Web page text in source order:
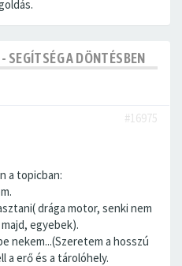
SEGÍTSÉG A DÖNTÉSBEN
#16975
a topicban:
drága motor, senki nem
egyebek).
nekem...(Szeretem a hosszú
a erő és a tárolóhely.